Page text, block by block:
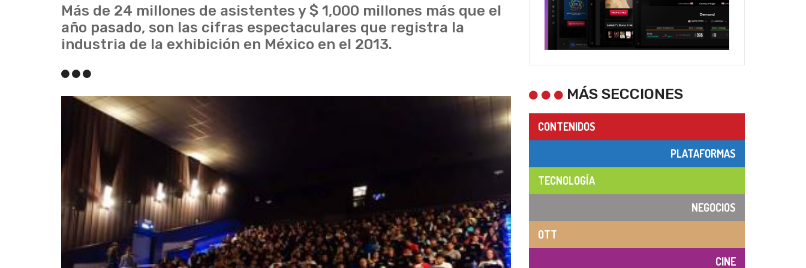
Más de 24 millones de asistentes y $ 1,000 millones más que el
año pasado, son las cifras espectaculares que registra la
industria de la exhibición en México en el 2013.
MÁS SECCIONES
CONTENIDOS
PLATAFORMAS
TECNOLOGÍA
NEGOCIOS
OTT
CINE